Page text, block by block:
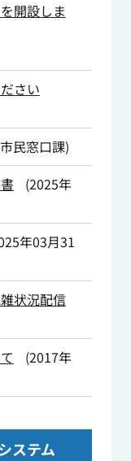
開設しま
さい
市民窓口課)
(2025年
年03月31
状況配信
(2017年
ステム